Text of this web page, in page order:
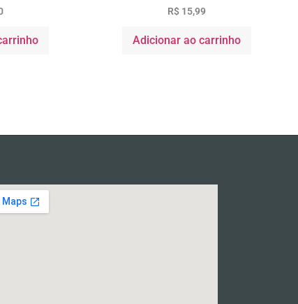
R$15,99
Adicionar ao carrinho